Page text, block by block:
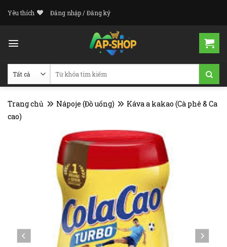
Yêu thích Đăng nhập / Đăng ký
Trang chủ Nápoje (Đồ uống)
Káva a kakao (Cà phê & Ca
cao)